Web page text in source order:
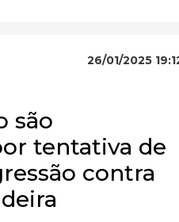
26/01/2025
são
tentativa de
contra